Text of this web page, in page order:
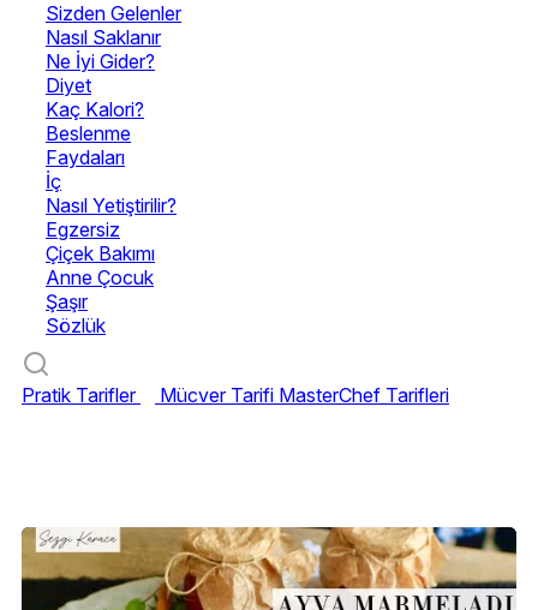
Sizden Gelenler
Nasıl Saklanır
Ne İyi Gider?
Diyet
Kaç Kalori?
Beslenme
Faydaları
İç
Nasıl Yetiştirilir?
Egzersiz
Çiçek Bakımı
Anne Çocuk
Şaşır
Sözlük
Pratik Tarifler Mücver Tarifi MasterChef Tarifleri